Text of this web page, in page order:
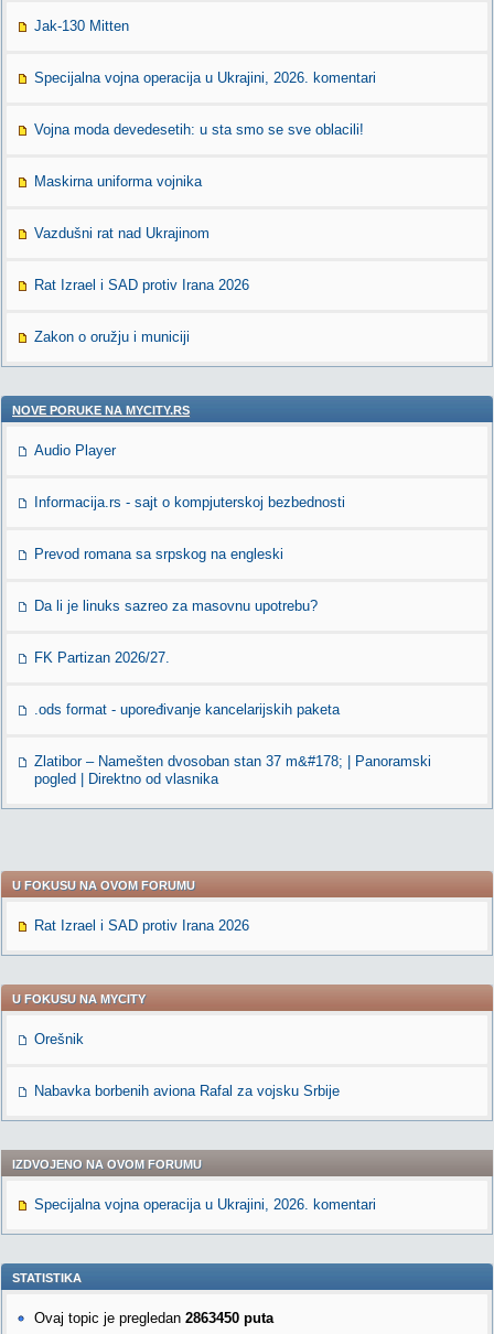
Jak-130 Mitten
Specijalna vojna operacija u Ukrajini, 2026. komentari
Vojna moda devedesetih: u sta smo se sve oblacili!
Maskirna uniforma vojnika
Vazdušni rat nad Ukrajinom
Rat Izrael i SAD protiv Irana 2026
Zakon o oružju i municiji
NOVE PORUKE NA MYCITY.RS
Audio Player
Informacija.rs - sajt o kompjuterskoj bezbednosti
Prevod romana sa srpskog na engleski
Da li je linuks sazreo za masovnu upotrebu?
FK Partizan 2026/27.
.ods format - upoređivanje kancelarijskih paketa
Zlatibor – Namešten dvosoban stan 37 m&#178; | Panoramski
pogled | Direktno od vlasnika
U FOKUSU NA OVOM FORUMU
Rat Izrael i SAD protiv Irana 2026
U FOKUSU NA MYCITY
Orešnik
Nabavka borbenih aviona Rafal za vojsku Srbije
IZDVOJENO NA OVOM FORUMU
Specijalna vojna operacija u Ukrajini, 2026. komentari
STATISTIKA
Ovaj topic je pregledan 2863450 puta